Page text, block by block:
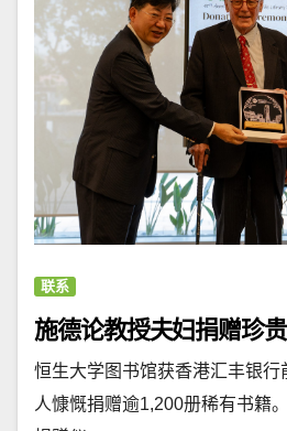
联系
施德论教授夫妇捐赠珍
恒生大学图书馆获香港汇丰银行
人慷慨捐赠逾1,200册稀有书籍